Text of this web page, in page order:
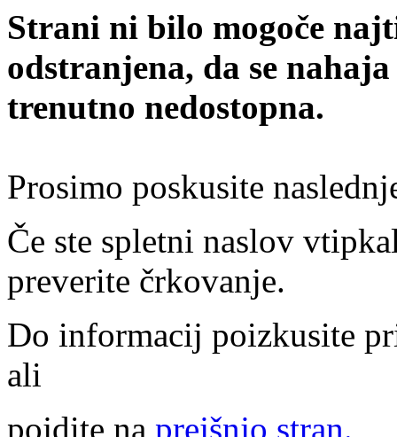
Strani ni bilo mogoče
odstranjena, da se
trenutno nedostopna.
Prosimo poskusite
Če ste spletni naslov
preverite črkovanje.
Do informacij poizkusite
ali
pojdite na prejšnjo stran.